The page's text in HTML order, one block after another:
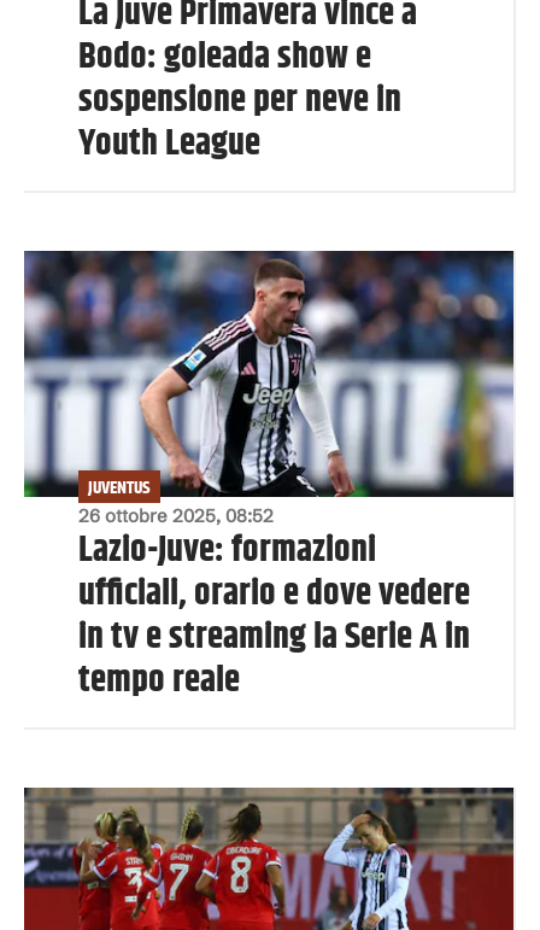
La Juve Primavera vince a
Bodo: goleada show e
sospensione per neve in
Youth League
26 ottobre 2025, 08:52
JUVENTUS
Lazio-Juve: formazioni
ufficiali, orario e dove vedere
in tv e streaming la Serie A in
tempo reale